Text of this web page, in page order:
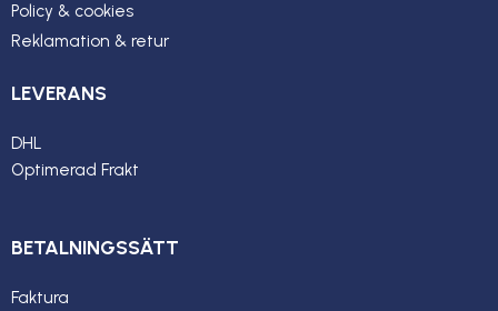
Policy & cookies
Reklamation & retur
LEVERANS
DHL
Optimerad Frakt
BETALNINGSSÄTT
Faktura